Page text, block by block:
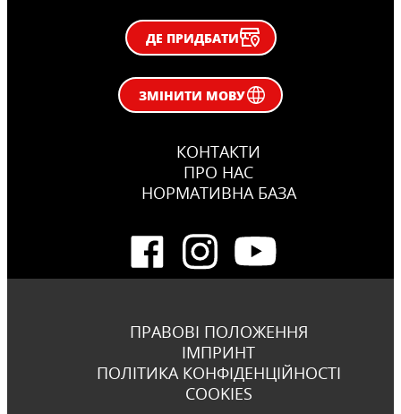
ДЕ ПРИДБАТИ
ЗМІНИТИ МОВУ
КОНТАКТИ
ПРО НАС
НОРМАТИВНА БАЗА
ПРАВОВІ ПОЛОЖЕННЯ
ІМПРИНТ
ПОЛІТИКА КОНФІДЕНЦІЙНОСТІ
COOKIES